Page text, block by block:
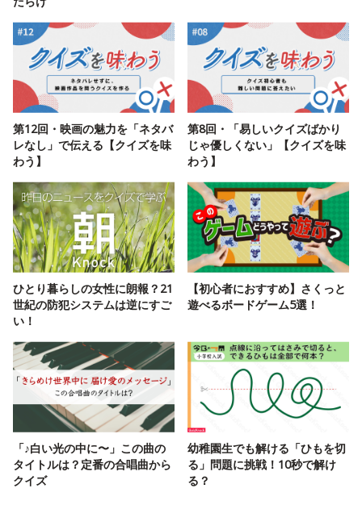
第12回・映画の魅力を「ネタバ
レなし」で伝える【クイズを味
わう】
第8回・「易しいクイズばかり
じゃ優しくない」【クイズを味
わう】
ひとり暮らしの女性に朗報？21
世紀の防犯システムは逆にすご
い！
【初心者におすすめ】さくっと
遊べるボードゲーム5選！
「♪白い光の中に〜」この曲の
タイトルは？定番の合唱曲から
クイズ
幼稚園生でも解ける「ひもを切
る」問題に挑戦！10秒で解け
る？